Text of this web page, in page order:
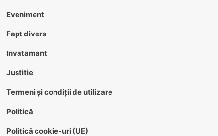
Eveniment
Fapt divers
Invatamant
Justitie
Termeni și condiții de utilizare
Politică
Politică cookie-uri (UE)